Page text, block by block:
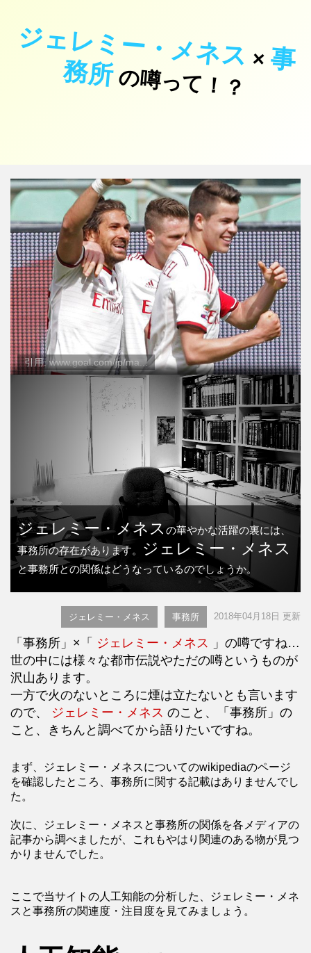
ジェレミー・メネス ×事
務
所の噂って！？
引用: www.goal.com/jp/ma...
ジェレミー・メネスの華やかな活躍の裏には、
事務所の存在があります。
ジェレミー・メネス
と事務所との関係はどうなっているのでしょうか。
ジェレミー・メネス 事務所 2018年04月18日 更新
「事務所」×「 ジェレミー・メネス 」の噂ですね…
世の中には様々な都市伝説やただの噂というものが
沢山あります。
一方で火のないところに煙は立たないとも言います
ので、 ジェレミー・メネス のこと、「事務所」の
こと、きちんと調べてから語りたいですね。
まず、ジェレミー・メネスについてのwikipediaのページ
を確認したところ、事務所に関する記載はありませんでし
た。
次に、ジェレミー・メネスと事務所の関係を各メディアの
記事から調べましたが、これもやはり関連のある物が見つ
かりませんでした。
ここで当サイトの人工知能の分析した、ジェレミー・メネ
スと事務所の関連度・注目度を見てみましょう。